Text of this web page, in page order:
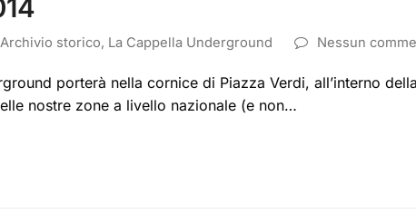
Archivio storico, La Cappella Underground Nessun
porterà nella cornice di Piazza Verdi, all’interno
nostre zone a livello nazionale (e non…